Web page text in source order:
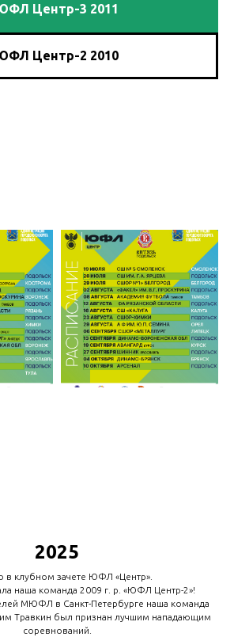
Центр-3 2011
Центр-2 2010
2025
в клубном зачете ЮФЛ «Центр».
наша команда 2009 г. р. «ЮФЛ Центр-2»!
МЮФЛ в Санкт-Петербурге наша команда
Травкин был признан лучшим нападающим
соревнований.